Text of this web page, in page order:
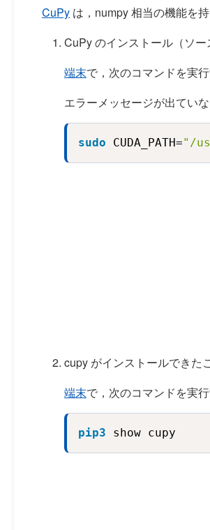
CuPy は，numpy 相当の機能を
CuPy のインストール（ソー
端末で，次のコマンドを実行
エラーメッセージが出ていな
sudo CUDA_PATH="/
cupy がインストールできた
端末で，次のコマンドを実行
pip3 show cupy